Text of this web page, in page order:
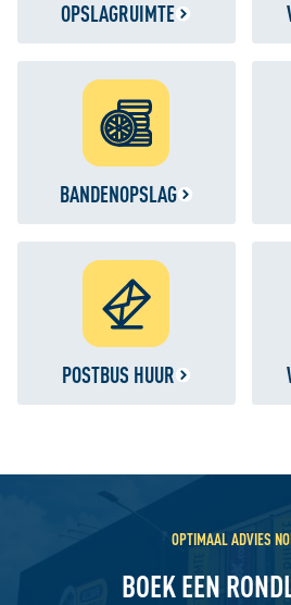
OPSLAGRUIMTE
BANDENOPSLAG
POSTBUS HUUR
OPTIMAAL ADVIES
BOEK EEN